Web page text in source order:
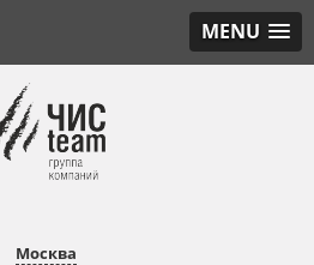
MENU
Москва